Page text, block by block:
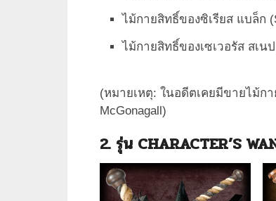
ไม้กายสิทธิ์ของซิเรียส แบล็ก
ไม้กายสิทธิ์ของเซเวอรัส สเน
(หมายเหตุ: ในอดีตเคยมีขายไม้กา
McGonagall)
2. รุ่น CHARACTER’S